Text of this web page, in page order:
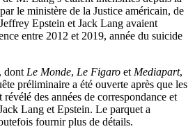
le ministère de la Justice américain, de
Epstein et Jack Lang avaient
entre 2012 et 2019, année du suicide
dont Le Monde, Le Figaro et Mediapart,
préliminaire a été ouverte après que les
des années de correspondance et
Lang et Epstein. Le parquet a
fournir plus de détails.